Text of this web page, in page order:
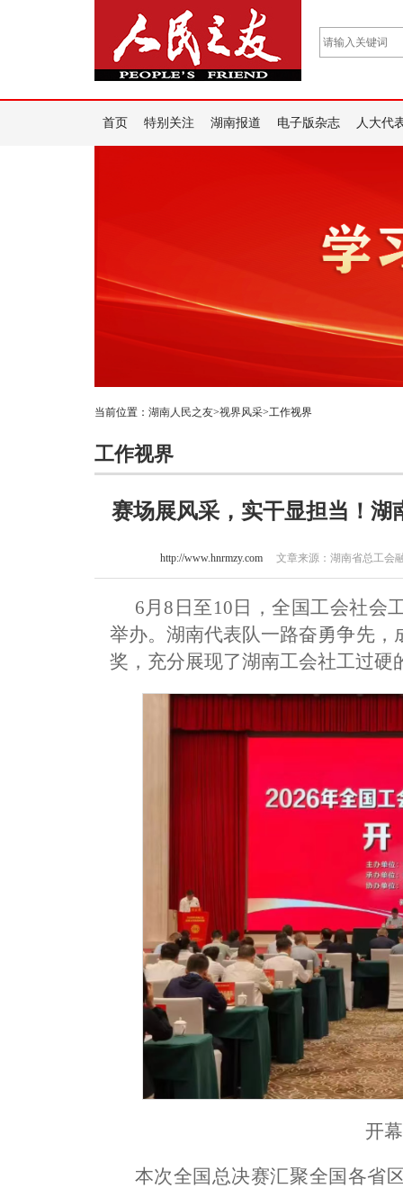
首页 特别关注 湖南报道 电子版杂志 人大代
当前位置： 湖南人民之友>视界风采>工作视界
工作视界
赛场展风采，实干显担当！湖
http://www.hnrmzy.com 文章来源：湖南省总工
6月8日至10日，全国工会社会
举办。湖南代表队一路奋勇争先
奖，充分展现了湖南工会社工过硬
开
本次全国总决赛汇聚全国各省